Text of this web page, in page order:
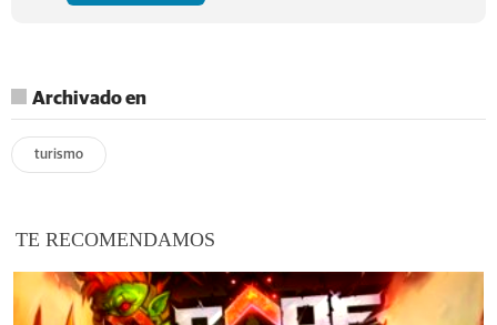
Archivado en
turismo
TE RECOMENDAMOS